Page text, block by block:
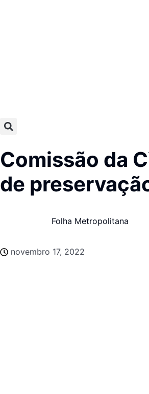
Comissão da
de
Folha Metropolitana
novembro 17, 2022